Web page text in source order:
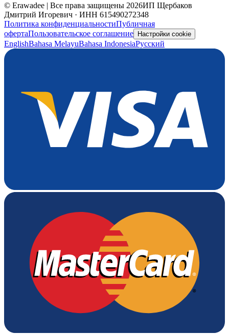
© Erawadee | Все права защищены 2026ИП Щербаков
Дмитрий Игоревич · ИНН 615490272348
Политика конфиденциальностиПубличная
офертаПользовательское соглашение Настройки cookie
EnglishBahasa MelayuBahasa IndonesiaРусский